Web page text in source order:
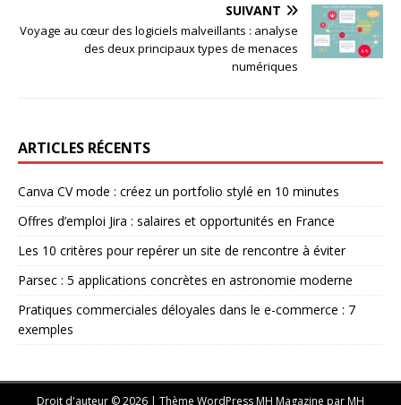
SUIVANT
Voyage au cœur des logiciels malveillants : analyse
des deux principaux types de menaces
numériques
ARTICLES RÉCENTS
Canva CV mode : créez un portfolio stylé en 10 minutes
Offres d’emploi Jira : salaires et opportunités en France
Les 10 critères pour repérer un site de rencontre à éviter
Parsec : 5 applications concrètes en astronomie moderne
Pratiques commerciales déloyales dans le e-commerce : 7
exemples
Droit d'auteur © 2026 | Thème WordPress MH Magazine parMH